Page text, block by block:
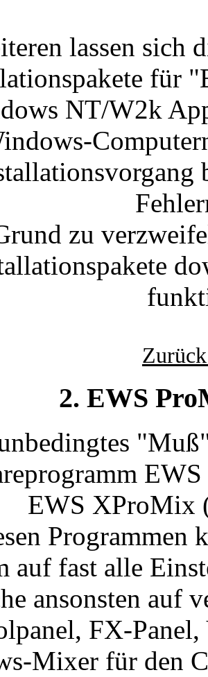
lassen sich
für
NT/W2k
zu
2. EWS
EWS XProMix
Programmen
auf fast alle
ansonsten auf
FX-
Mixer für den